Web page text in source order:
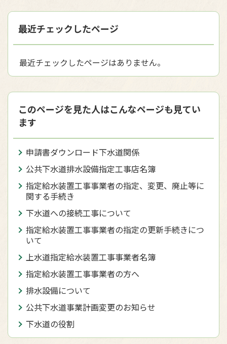
最近チェックしたページ
最近チェックしたページはありません。
このページを見た人はこんなページも見てい
ます
申請書ダウンロード下水道関係
公共下水道排水設備指定工事店名簿
指定給水装置工事事業者の指定、変更、廃止等に
関する手続き
下水道への接続工事について
指定給水装置工事事業者の指定の更新手続きにつ
いて
上水道指定給水装置工事事業者名簿
指定給水装置工事事業者の方へ
排水設備について
公共下水道事業計画変更のお知らせ
下水道の役割